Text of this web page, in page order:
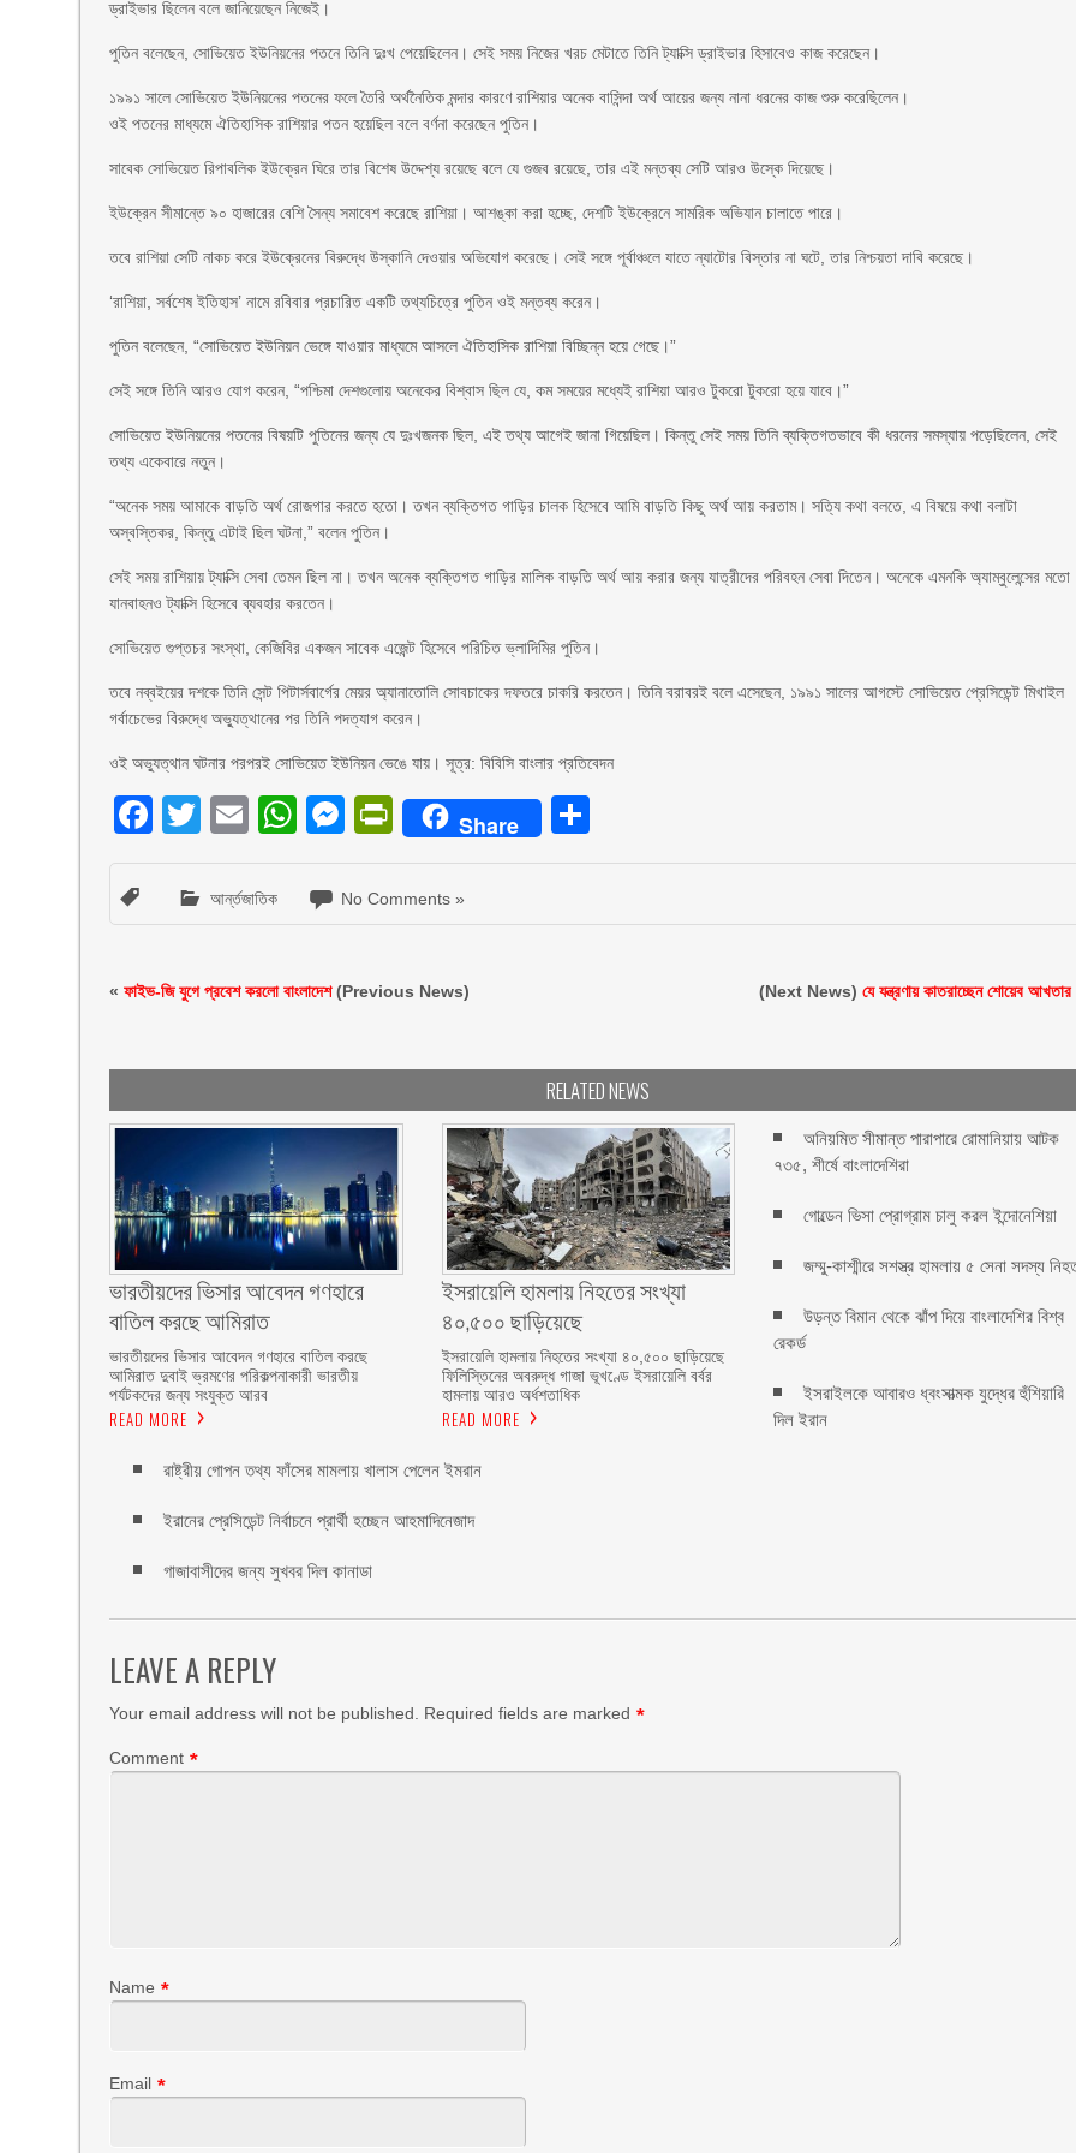
ড্রাইভার ছিলেন বলে জানিয়েছেন নিজেই।
পুতিন বলেছেন, সোভিয়েত ইউনিয়নের পতনে তিনি দুঃখ পেয়েছিলেন। সেই সময় নিজের খরচ মেটাতে তিনি ট্যাক্সি ড্রাইভার হিসাবেও কাজ করেছেন।
১৯৯১ সালে সোভিয়েত ইউনিয়নের পতনের ফলে তৈরি অর্থনৈতিক মন্দার কারণে রাশিয়ার অনেক বাসিন্দা অর্থ আয়ের জন্য নানা ধরনের কাজ শুরু করেছিলেন।
ওই পতনের মাধ্যমে ঐতিহাসিক রাশিয়ার পতন হয়েছিল বলে বর্ণনা করেছেন পুতিন।
সাবেক সোভিয়েত রিপাবলিক ইউক্রেন ঘিরে তার বিশেষ উদ্দেশ্য রয়েছে বলে যে গুজব রয়েছে, তার এই মন্তব্য সেটি আরও উস্কে দিয়েছে।
ইউক্রেন সীমান্তে ৯০ হাজারের বেশি সৈন্য সমাবেশ করেছে রাশিয়া। আশঙ্কা করা হচ্ছে, দেশটি ইউক্রেনে সামরিক অভিযান চালাতে পারে।
তবে রাশিয়া সেটি নাকচ করে ইউক্রেনের বিরুদ্ধে উস্কানি দেওয়ার অভিযোগ করেছে। সেই সঙ্গে পূর্বাঞ্চলে যাতে ন্যাটোর বিস্তার না ঘটে, তার নিশ্চয়তা দাবি করেছে।
‘রাশিয়া, সর্বশেষ ইতিহাস’ নামে রবিবার প্রচারিত একটি তথ্যচিত্রে পুতিন ওই মন্তব্য করেন।
পুতিন বলেছেন, “সোভিয়েত ইউনিয়ন ভেঙ্গে যাওয়ার মাধ্যমে আসলে ঐতিহাসিক রাশিয়া বিচ্ছিন্ন হয়ে গেছে।”
সেই সঙ্গে তিনি আরও যোগ করেন, “পশ্চিমা দেশগুলোয় অনেকের বিশ্বাস ছিল যে, কম সময়ের মধ্যেই রাশিয়া আরও টুকরো টুকরো হয়ে যাবে।”
সোভিয়েত ইউনিয়নের পতনের বিষয়টি পুতিনের জন্য যে দুঃখজনক ছিল, এই তথ্য আগেই জানা গিয়েছিল। কিন্তু সেই সময় তিনি ব্যক্তিগতভাবে কী ধরনের সমস্যায় পড়েছিলেন, সেই
তথ্য একেবারে নতুন।
“অনেক সময় আমাকে বাড়তি অর্থ রোজগার করতে হতো। তখন ব্যক্তিগত গাড়ির চালক হিসেবে আমি বাড়তি কিছু অর্থ আয় করতাম। সত্যি কথা বলতে, এ বিষয়ে কথা বলাটা
অস্বস্তিকর, কিন্তু এটাই ছিল ঘটনা,” বলেন পুতিন।
সেই সময় রাশিয়ায় ট্যাক্সি সেবা তেমন ছিল না। তখন অনেক ব্যক্তিগত গাড়ির মালিক বাড়তি অর্থ আয় করার জন্য যাত্রীদের পরিবহন সেবা দিতেন। অনেকে এমনকি অ্যাম্বুলেন্সের মতো
যানবাহনও ট্যাক্সি হিসেবে ব্যবহার করতেন।
সোভিয়েত গুপ্তচর সংস্থা, কেজিবির একজন সাবেক এজেন্ট হিসেবে পরিচিত ভ্লাদিমির পুতিন।
তবে নব্বইয়ের দশকে তিনি সেন্ট পিটার্সবার্গের মেয়র অ্যানাতোলি সোবচাকের দফতরে চাকরি করতেন। তিনি বরাবরই বলে এসেছেন, ১৯৯১ সালের আগস্টে সোভিয়েত প্রেসিডেন্ট মিখাইল
গর্বাচেভের বিরুদ্ধে অভ্যুত্থানের পর তিনি পদত্যাগ করেন।
ওই অভ্যুত্থান ঘটনার পরপরই সোভিয়েত ইউনিয়ন ভেঙে যায়। সূত্র: বিবিসি বাংলার প্রতিবেদন
Facebook
Twitter
EmailWhatsApp
Messenger
PrintFriendly
Share
আর্ন্তজাতিক No Comments »
«ফাইভ-জি যুগে প্রবেশ করলো বাংলাদেশ(Previous News) (Next News)যে যন্ত্রণায় কাতরাচ্ছেন শোয়েব আখতার
RELATED NEWS
ভারতীয়দের ভিসার আবেদন গণহারে
বাতিল করছে আমিরাত
ভারতীয়দের ভিসার আবেদন গণহারে বাতিল করছে
আমিরাত দুবাই ভ্রমণের পরিকল্পনাকারী ভারতীয়
পর্যটকদের জন্য সংযুক্ত আরব
READ MORE
ইসরায়েলি হামলায় নিহতের সংখ্যা
৪০,৫০০ ছাড়িয়েছে
ইসরায়েলি হামলায় নিহতের সংখ্যা ৪০,৫০০ ছাড়িয়েছে
ফিলিস্তিনের অবরুদ্ধ গাজা ভূখণ্ডে ইসরায়েলি বর্বর
হামলায় আরও অর্ধশতাধিক
READ MORE
অনিয়মিত সীমান্ত পারাপারে রোমানিয়ায় আটক
৭৩৫, শীর্ষে বাংলাদেশিরা
গোল্ডেন ভিসা প্রোগ্রাম চালু করল ইন্দোনেশিয়া
জম্মু-কাশ্মীরে সশস্ত্র হামলায় ৫ সেনা সদস্য
উড়ন্ত বিমান থেকে ঝাঁপ দিয়ে বাংলাদেশির বিশ্ব
রেকর্ড
ইসরাইলকে আবারও ধ্বংসাত্মক যুদ্ধের হুঁশিয়ারি
দিল ইরান
রাষ্ট্রীয় গোপন তথ্য ফাঁসের মামলায় খালাস পেলেন ইমরান
ইরানের প্রেসিডেন্ট নির্বাচনে প্রার্থী হচ্ছেন আহমাদিনেজাদ
গাজাবাসীদের জন্য সুখবর দিল কানাডা
LEAVE A REPLY
Your email address will not be published. Required fields are marked *
Comment *
Name *
Email *